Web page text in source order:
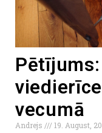
vecumā
Andrejs
19. August,